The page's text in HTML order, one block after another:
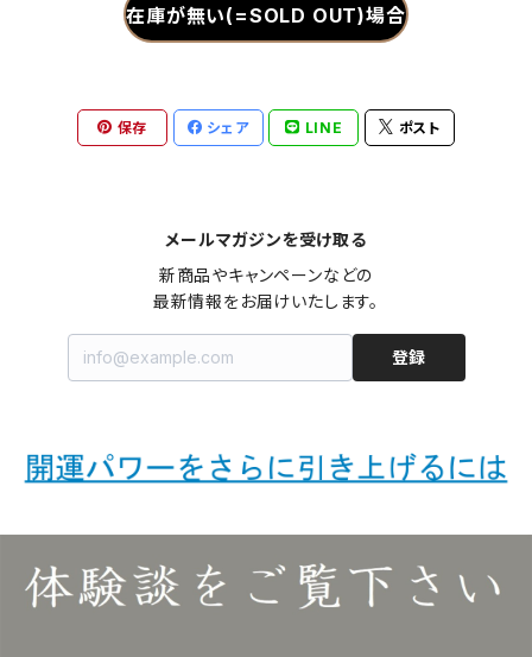
在庫が無い(=SOLD OUT)場合
保存 シェア LINE ポスト
メールマガジンを受け取る
新商品やキャンペーンなどの
最新情報をお届けいたします。
登録